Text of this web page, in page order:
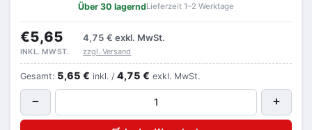
Über 30 lagerndLieferzeit 1–2 Werktage
€5,65 4,75 € exkl. MwSt.
INKL. MWST. zzgl. Versand
Gesamt: 5,65 € inkl. / 4,75 € exkl. MwSt.
− +